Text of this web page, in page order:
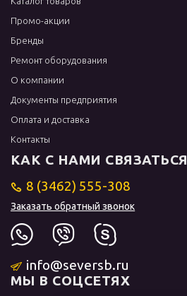
Промо-акции
Бренды
Ремонт оборудования
О компании
Документы предприятия
Оплата и доставка
Контакты
КАК С НАМИ СВЯЗАТЬСЯ
8 (3462) 555-308
Заказать обратный звонок
info@seversb.ru
МЫ В СОЦСЕТЯХ